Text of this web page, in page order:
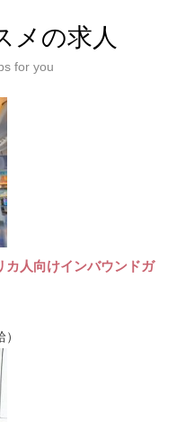
メの求人
for you
人向けインバウンドガ